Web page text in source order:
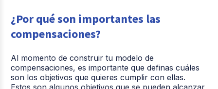
¿Por qué son importantes las
compensaciones?
Al momento de construir tu modelo de
compensaciones, es importante que definas cuáles
son los objetivos que quieres cumplir con ellas.
Estos son algunos objetivos que se pueden alcanzar